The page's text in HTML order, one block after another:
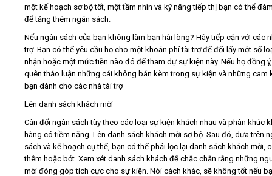
một kế hoạch sơ bộ tốt, một tầm nhìn và kỹ năng tiếp thị bạn có thể
để tăng thêm ngân sách.
Nếu ngân sách của bạn không làm bạn hài lòng? Hãy tiếp cận với các
trợ. Bạn có thể yêu cầu họ cho một khoản phí tài trợ để đổi lấy một số
nhận hoặc một mức tiền nào đó để tham dự sự kiện này. Nếu họ đồng
quên thảo luận những cái không bán kèm trong sự kiện và những cam
bạn dành cho các nhà tài trợ
Lên danh sách khách mời
Cân đối ngân sách tùy theo các loại sự kiện khách nhau và phân khúc
hàng có tiềm năng. Lên danh sách khách mời sơ bộ. Sau đó, dựa trên
sách và kế hoạch cụ thể, bạn có thể phải lọc lại danh sách khách mời,
thêm hoặc bớt. Xem xét danh sách khách để chắc chắn rằng những
mời đóng góp tích cực cho sự kiện. Nói cách khác, sẽ không tốt nếu